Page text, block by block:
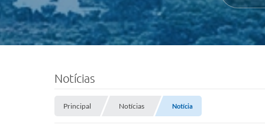
Notícias
Principal Notícias Notícia